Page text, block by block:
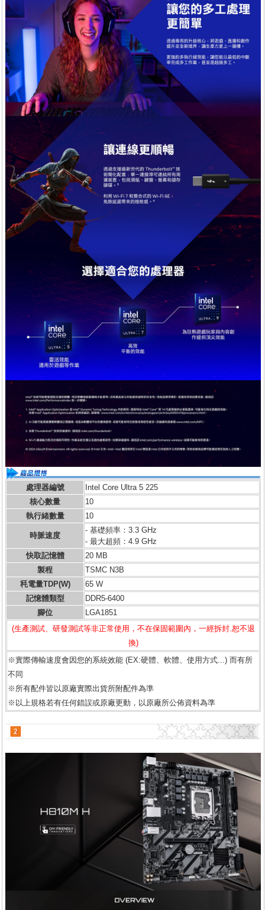
處理器編號
Intel Core Ultra 5 225
核心數量
10
執行緒數量
10
時脈速度
- 基礎頻率：3.3 GHz
- 最大超頻：4.9 GHz
快取記憶體
20 MB
製程
TSMC N3B
秏電量TDP(W)
65 W
記憶體類型
DDR5-6400
腳位
LGA1851
(生產測試、研發測試等非正常使用，不在保固範圍內，一經拆封.恕不退
換)
※實際傳輸速度會因您的系統效能 (EX:硬體、軟體、使用方式...) 而有所
不同
※所有配件皆以原廠實際出貨所附配件為準
※以上規格若有任何錯誤或原廠更動，以原廠所公佈資料為準